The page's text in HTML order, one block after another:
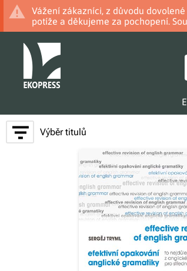
Vážení zákazníci, z důvodu
potíže a děkujeme za pochopení.
Výběr titulů